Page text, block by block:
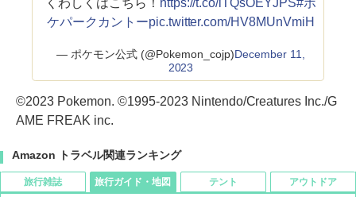
くわしくはこちら！ https://t.co/iTQsOEYJPS#ポ
ケパークカントーpic.twitter.com/HV8MUnVmiH
— ポケモン公式 (@Pokemon_cojp)December 11,
2023
©2023 Pokemon. ©1995-2023 Nintendo/Creatures Inc./G
AME FREAK inc.
Amazon トラベル関連ランキング
旅行雑誌 旅行ガイド・地図 テント アウトドア